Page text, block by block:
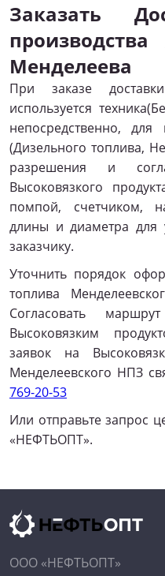
Заказать
Менделеева
При заказе
используется
непосредственно,
(Дизельного топлива,
разрешения и
Высоковязкого
помпой, счетчиком,
длины и диаметра для
заказчику.
Уточнить порядок
топлива
Согласовать
Высоковязким
заявок на
Менделеевского НПЗ
769-20-53
Или отправьте запрос
«НЕФТЬОПТ».
ООО «НЕФТЬОПТ»